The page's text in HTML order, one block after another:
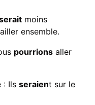
moins
ensemble.
pourrions aller
: Ils seraient sur le